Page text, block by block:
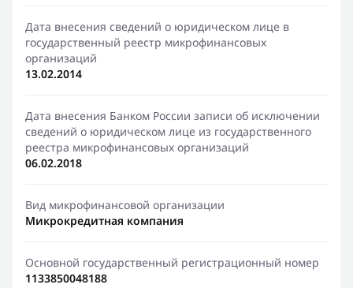
Дата внесения сведений о юридическом лице в
государственный реестр микрофинансовых
организаций
13.02.2014
Дата внесения Банком России записи об исключении
сведений о юридическом лице из государственного
реестра микрофинансовых организаций
06.02.2018
Вид микрофинансовой организации
Микрокредитная компания
Основной государственный регистрационный номер
1133850048188